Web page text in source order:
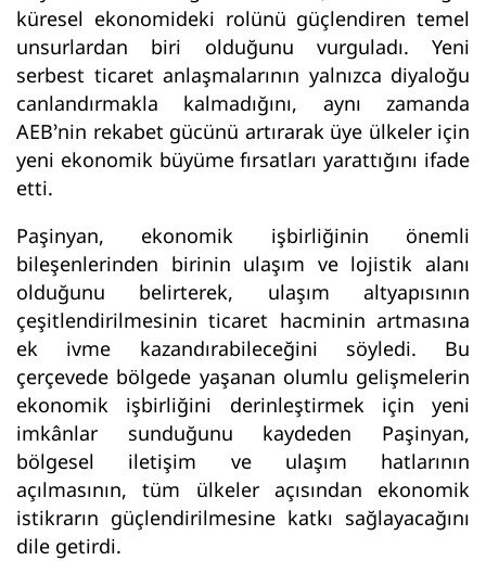
küresel ekonomideki rolünü güçlendiren temel
unsurlardan biri olduğunu vurguladı. Yeni
serbest ticaret anlaşmalarının yalnızca diyaloğu
canlandırmakla kalmadığını, aynı zamanda
AEB’nin rekabet gücünü artırarak üye ülkeler için
yeni ekonomik büyüme fırsatları yarattığını ifade
etti.
Paşinyan, ekonomik işbirliğinin önemli
bileşenlerinden birinin ulaşım ve lojistik alanı
olduğunu belirterek, ulaşım altyapısının
çeşitlendirilmesinin ticaret hacminin artmasına
ek ivme kazandırabileceğini söyledi. Bu
çerçevede bölgede yaşanan olumlu gelişmelerin
ekonomik işbirliğini derinleştirmek için yeni
imkânlar sunduğunu kaydeden Paşinyan,
bölgesel iletişim ve ulaşım hatlarının
açılmasının, tüm ülkeler açısından ekonomik
istikrarın güçlendirilmesine katkı sağlayacağını
dile getirdi.